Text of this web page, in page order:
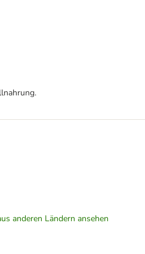
anderen Ländern ansehen